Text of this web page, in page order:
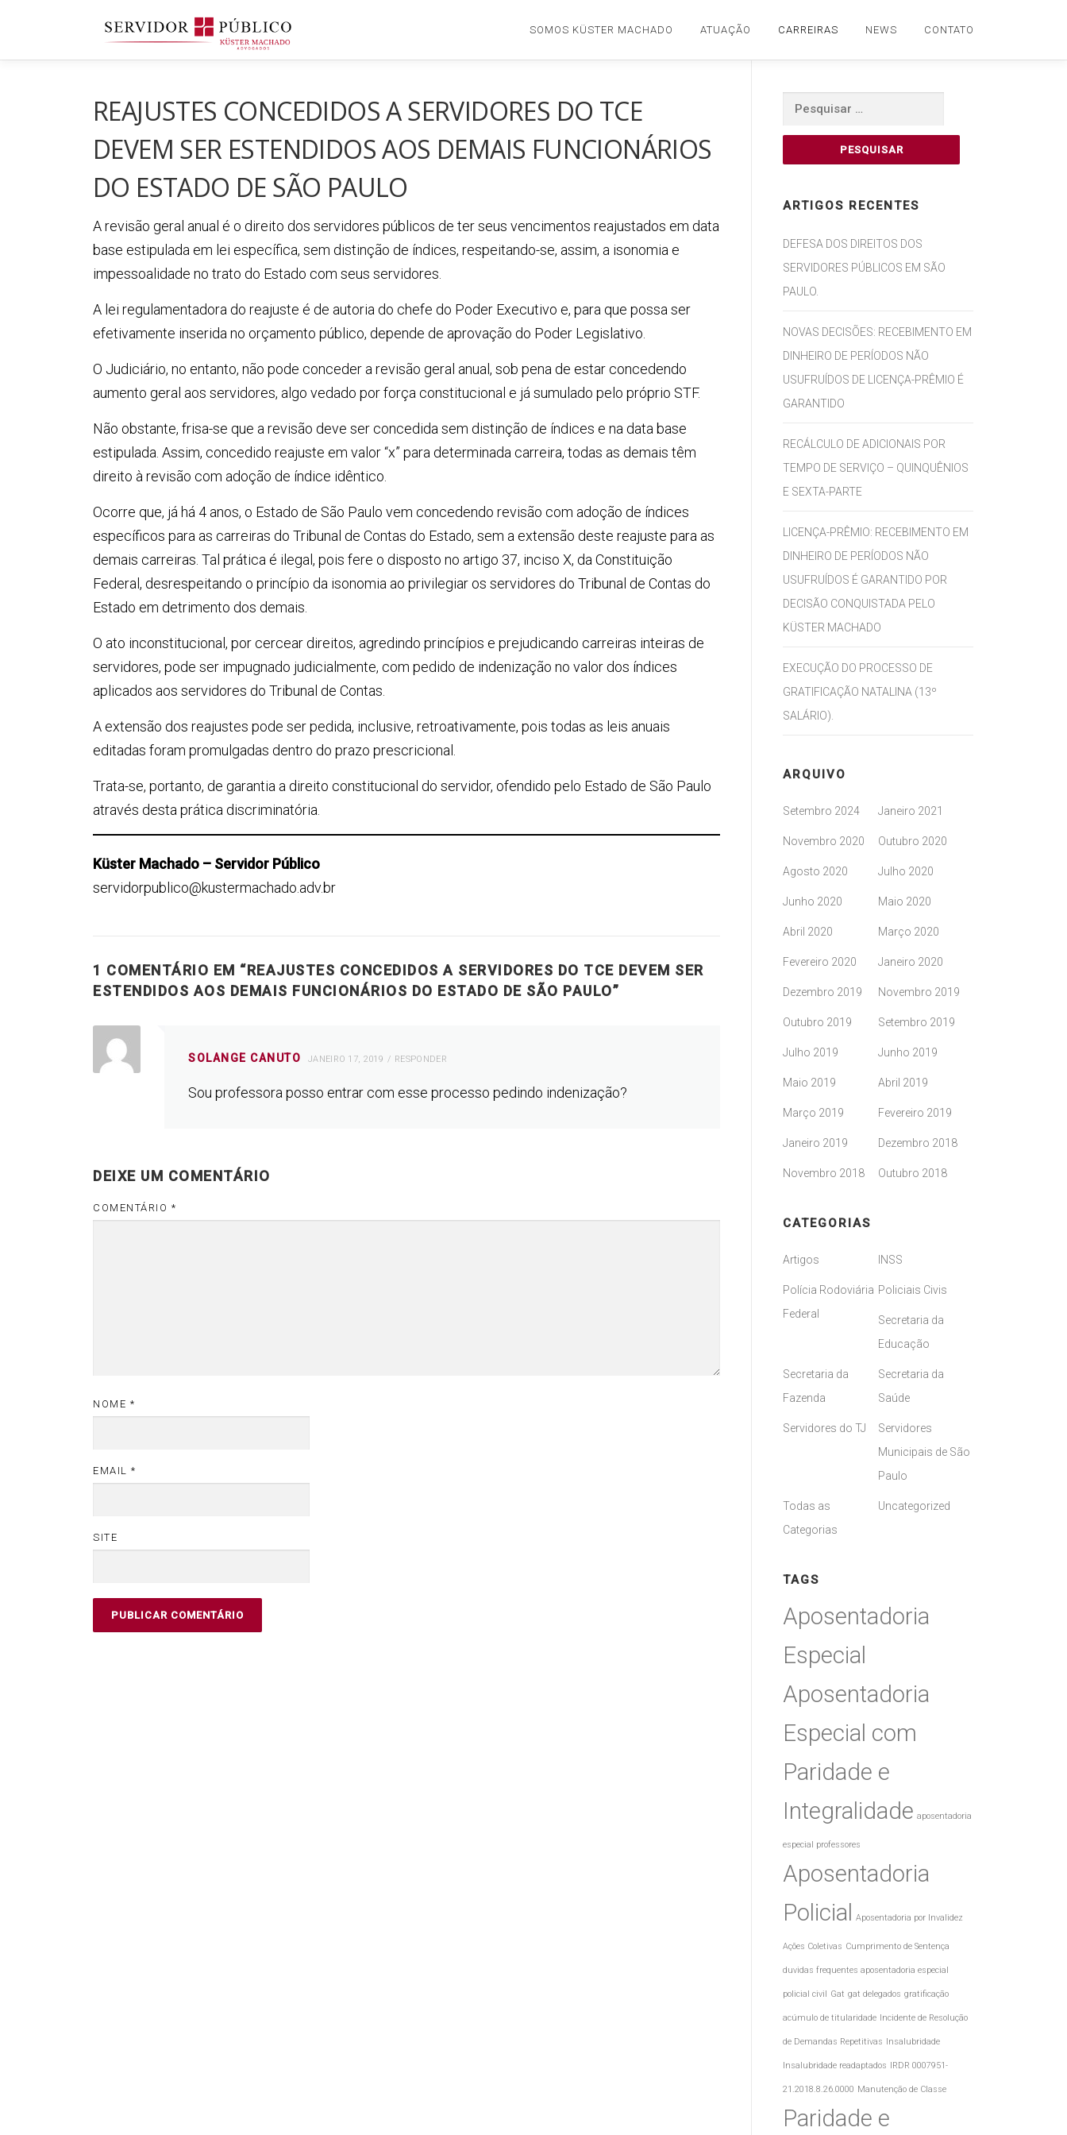
conteúdo
SOMOS KÜSTER MACHADO ATUAÇÃO CARREIRAS NEWS CONTATO
REAJUSTES CONCEDIDOS A SERVIDORES DO TCE
DEVEM SER ESTENDIDOS AOS DEMAIS FUNCIONÁRIOS
DO ESTADO DE SÃO PAULO
A revisão geral anual é o direito dos servidores públicos de ter seus vencimentos reajustados em data
base estipulada em lei específica, sem distinção de índices, respeitando-se, assim, a isonomia e
impessoalidade no trato do Estado com seus servidores.
A lei regulamentadora do reajuste é de autoria do chefe do Poder Executivo e, para que possa ser
efetivamente inserida no orçamento público, depende de aprovação do Poder Legislativo.
O Judiciário, no entanto, não pode conceder a revisão geral anual, sob pena de estar concedendo
aumento geral aos servidores, algo vedado por força constitucional e já sumulado pelo próprio STF.
Não obstante, frisa-se que a revisão deve ser concedida sem distinção de índices e na data base
estipulada. Assim, concedido reajuste em valor “x” para determinada carreira, todas as demais têm
direito à revisão com adoção de índice idêntico.
Ocorre que, já há 4 anos, o Estado de São Paulo vem concedendo revisão com adoção de índices
específicos para as carreiras do Tribunal de Contas do Estado, sem a extensão deste reajuste para as
demais carreiras. Tal prática é ilegal, pois fere o disposto no artigo 37, inciso X, da Constituição
Federal, desrespeitando o princípio da isonomia ao privilegiar os servidores do Tribunal de Contas do
Estado em detrimento dos demais.
O ato inconstitucional, por cercear direitos, agredindo princípios e prejudicando carreiras inteiras de
servidores, pode ser impugnado judicialmente, com pedido de indenização no valor dos índices
aplicados aos servidores do Tribunal de Contas.
A extensão dos reajustes pode ser pedida, inclusive, retroativamente, pois todas as leis anuais
editadas foram promulgadas dentro do prazo prescricional.
Trata-se, portanto, de garantia a direito constitucional do servidor, ofendido pelo Estado de São Paulo
através desta prática discriminatória.
Küster Machado – Servidor Público
servidorpublico@kustermachado.adv.br
1 COMENTÁRIO EM “REAJUSTES CONCEDIDOS A SERVIDORES DO TCE DEVEM SER
ESTENDIDOS AOS DEMAIS FUNCIONÁRIOS DO ESTADO DE SÃO PAULO”
SOLANGE CANUTO JANEIRO 17, 2019 RESPONDER
Sou professora posso entrar com esse processo pedindo indenização?
DEIXE UM COMENTÁRIO
COMENTÁRIO *
NOME *
EMAIL *
SITE
Pesquisar
ARTIGOS RECENTES
DEFESA DOS DIREITOS DOS
SERVIDORES PÚBLICOS EM SÃO
PAULO.
NOVAS DECISÕES: RECEBIMENTO EM
DINHEIRO DE PERÍODOS NÃO
USUFRUÍDOS DE LICENÇA-PRÊMIO É
GARANTIDO
RECÁLCULO DE ADICIONAIS POR
TEMPO DE SERVIÇO – QUINQUÊNIOS
E SEXTA-PARTE
LICENÇA-PRÊMIO: RECEBIMENTO EM
DINHEIRO DE PERÍODOS NÃO
USUFRUÍDOS É GARANTIDO POR
DECISÃO CONQUISTADA PELO
KÜSTER MACHADO
EXECUÇÃO DO PROCESSO DE
GRATIFICAÇÃO NATALINA (13º
SALÁRIO).
ARQUIVO
Setembro 2024 Janeiro 2021
Novembro 2020 Outubro 2020
Agosto 2020 Julho 2020
Junho 2020 Maio 2020
Abril 2020 Março 2020
Fevereiro 2020 Janeiro 2020
Dezembro 2019 Novembro 2019
Outubro 2019 Setembro 2019
Julho 2019 Junho 2019
Maio 2019 Abril 2019
Março 2019 Fevereiro 2019
Janeiro 2019 Dezembro 2018
Novembro 2018 Outubro 2018
CATEGORIAS
Artigos INSS
Polícia Rodoviária
Federal
Policiais Civis
Secretaria da
Educação
Secretaria da
Fazenda
Secretaria da
Saúde
Servidores do TJ
Servidores
Municipais de São
Paulo
Todas as
Categorias
Uncategorized
TAGS
Aposentadoria
Especial
Aposentadoria
Especial com
Paridade e
Integralidade aposentadoria
especial professores
Aposentadoria
Policial
Aposentadoria por Invalidez
Ações Coletivas Cumprimento de Sentença
duvidas frequentes aposentadoria especial
policial civil Gat gat delegados gratificação
acúmulo de titularidade Incidente de Resolução
de Demandas Repetitivas Insalubridade
Insalubridade readaptados IRDR 0007951-
21.2018.8.26.0000 Manutenção de Classe
Paridade e